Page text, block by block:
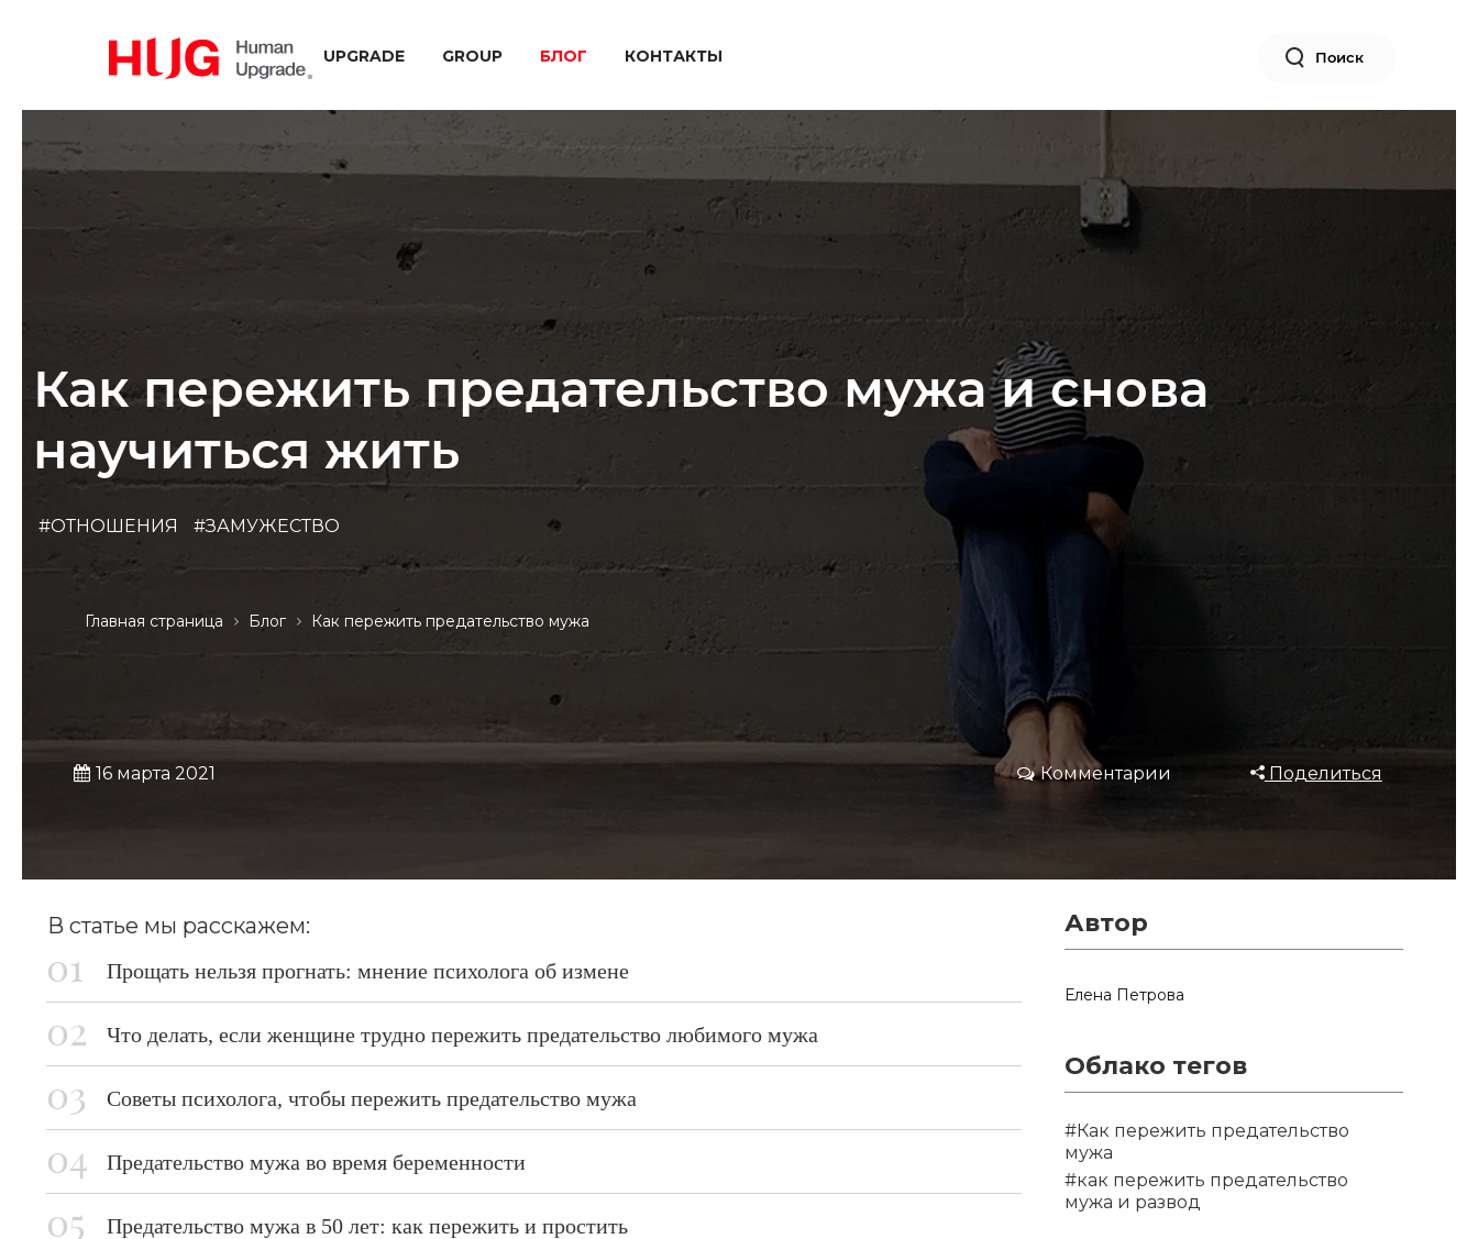
UPGRADE GROUP БЛОГ КОНТАКТЫ Поиск
Главная страница Блог Как пережить предательство мужа
Как пережить предательство мужа и снова
научиться жить
#ОТНОШЕНИЯ #ЗАМУЖЕСТВО
16 марта 2021 Комментарии Поделиться
В статье мы расскажем:
Прощать нельзя прогнать: мнение психолога об измене
Что делать, если женщине трудно пережить предательство любимого мужа
Советы психолога, чтобы пережить предательство мужа
Предательство мужа во время беременности
Предательство мужа в 50 лет: как пережить и простить
Автор
Елена Петрова
Облако тегов
#Как пережить предательство
мужа
#как пережить предательство
мужа и развод